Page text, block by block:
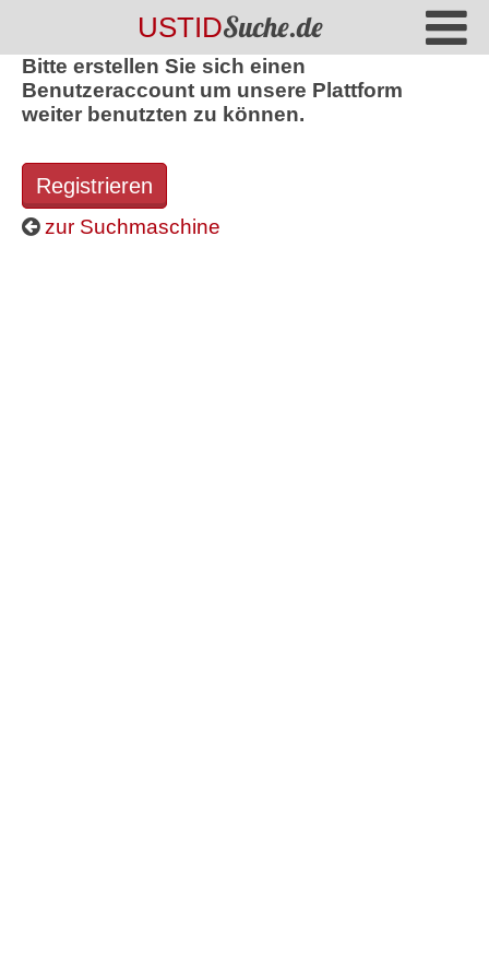
USTIDSuche.de
Bitte erstellen Sie sich einen
Benutzeraccount um unsere Plattform
weiter benutzten zu können.
Registrieren
zur Suchmaschine